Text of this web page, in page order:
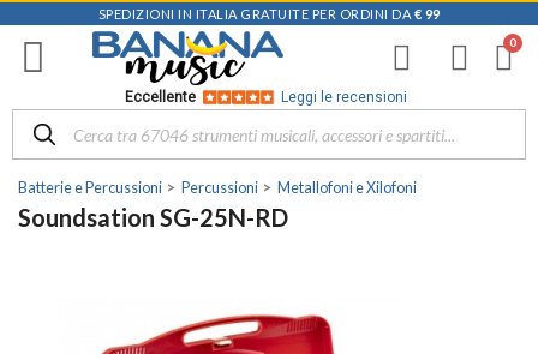
SPEDIZIONI IN ITALIA GRATUITE PER ORDINI DA € 99
Eccellente Leggi le recensioni
Batterie e Percussioni Percussioni Metallofoni e Xilofoni
Soundsation SG-25N-RD